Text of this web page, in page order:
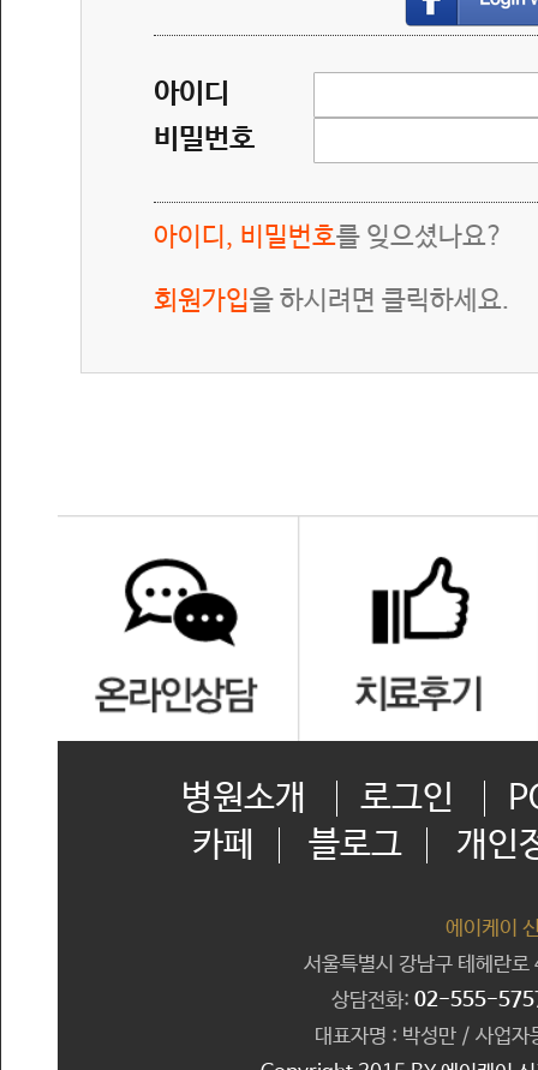
아이디
비밀번호
아이디, 비밀번호를 잊으셨나요?
회원가입을 하시려면 클릭하세요.
병원소개 로그인
카페
블로그 개인
에이케이
서울특별시 강남구 테헤란
상담전화: 02-555-
대표자명 : 박성만 / 사업